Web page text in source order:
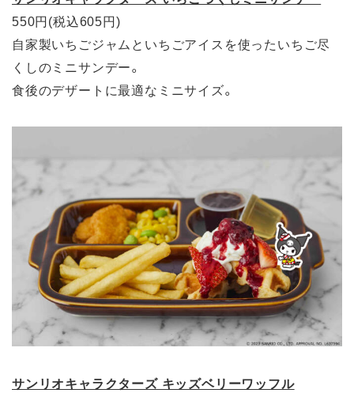
550円(税込605円)
自家製いちごジャムといちごアイスを使ったいちご尽
くしのミニサンデー。
食後のデザートに最適なミニサイズ。
サンリオキャラクターズ キッズベリーワッフル